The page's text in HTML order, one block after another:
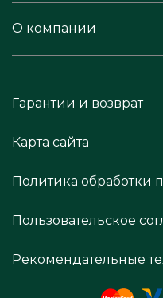
О компании
Гарантии и возврат
Карта сайта
Политика обработки
Пользовательское
Рекомендательные